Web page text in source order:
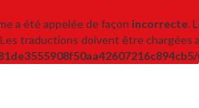
a été appelée de façon incorrecte.
traductions doivent être chargées